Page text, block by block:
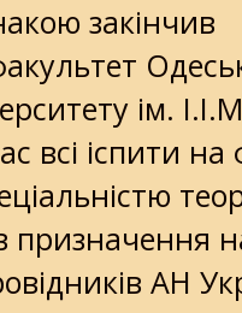
закінчив
ім.
всі іспити на
призначення
АН
в Крыму
нового